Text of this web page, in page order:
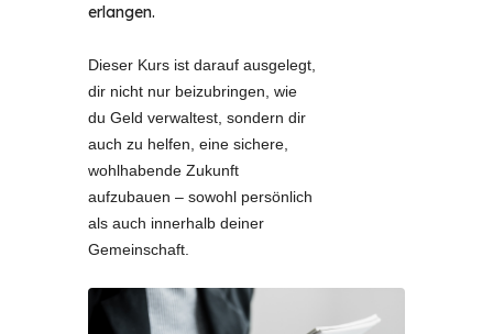
erlangen.
Dieser Kurs ist darauf ausgelegt,
dir nicht nur beizubringen, wie
du Geld verwaltest, sondern dir
auch zu helfen, eine sichere,
wohlhabende Zukunft
aufzubauen – sowohl persönlich
als auch innerhalb deiner
Gemeinschaft.